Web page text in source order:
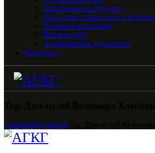
Европейское искусство
Искусство стран Азии и Востока
Книжная коллекция
Картина дня
Астраханские художники
Конкурсы
ГлавнаяВсе записи